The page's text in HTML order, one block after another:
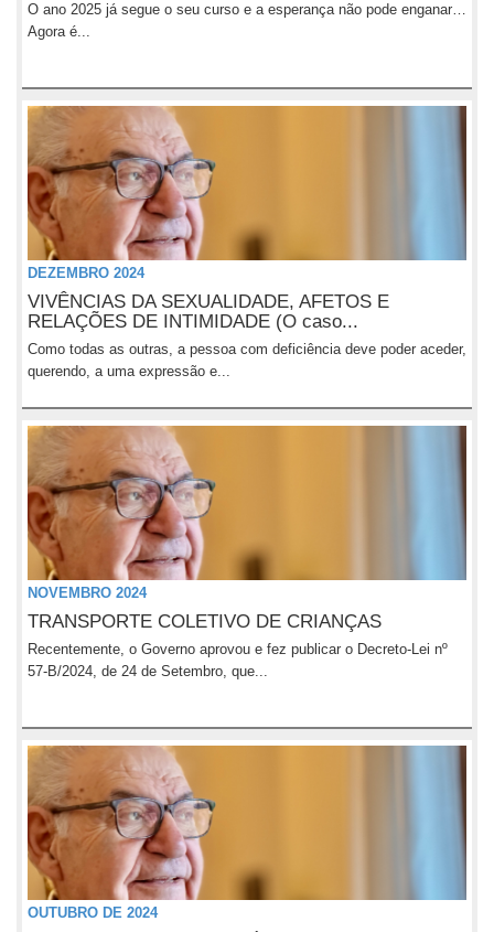
O ano 2025 já segue o seu curso e a esperança não pode enganar…
Agora é...
DEZEMBRO 2024
VIVÊNCIAS DA SEXUALIDADE, AFETOS E
RELAÇÕES DE INTIMIDADE (O caso...
Como todas as outras, a pessoa com deficiência deve poder aceder,
querendo, a uma expressão e...
NOVEMBRO 2024
TRANSPORTE COLETIVO DE CRIANÇAS
Recentemente, o Governo aprovou e fez publicar o Decreto-Lei nº
57-B/2024, de 24 de Setembro, que...
OUTUBRO DE 2024